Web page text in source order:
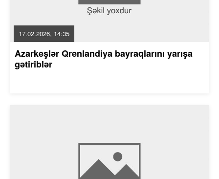
17.02.2026, 14:35
Azarkeşlər Qrenlandiya bayraqlarını yarışa
gətiriblər